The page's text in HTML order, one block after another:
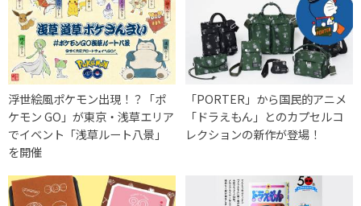
浮世絵風ポケモン出現！？「ポ
ケモン GO」が東京・浅草エリア
でイベント「浅草ルート八景」
を開催
「PORTER」から国民的アニメ
「ドラえもん」とのカプセルコ
レクションの新作が登場！